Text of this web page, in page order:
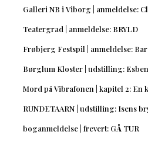
Galleri NB i Viborg | anmeldelse:
Teatergrad | anmeldelse: BRYLD
Frøbjerg Festspil | anmeldelse:
Børglum Kloster | udstilling:
Mord på Vibrafonen | kapitel 2: En
RUNDETAARN | udstilling: Isens
boganmeldelse | frevert: GÅ TUR